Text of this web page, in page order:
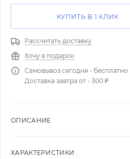
КУПИТЬ В 1 КЛИК
Рассчитать доставку
Хочу в подарок
Самовывоз сегодня - бесплатно
Доставка завтра от - 300 ₽
ОПИСАНИЕ
ХАРАКТЕРИСТИКИ